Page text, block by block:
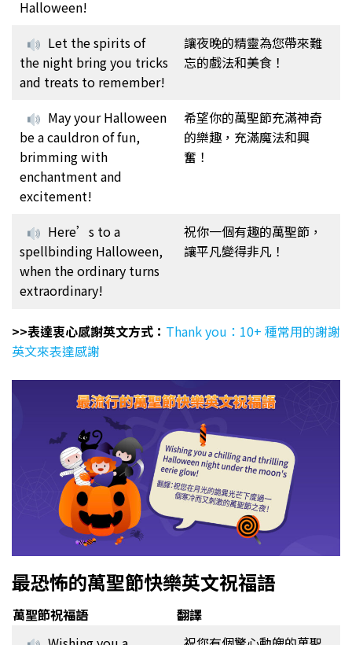
Halloween!
Let the spirits of
the night bring you tricks
and treats to remember!
讓夜晚的精靈為您帶來難
忘的戲法和美食！
May your Halloween
be a cauldron of fun,
brimming with
enchantment and
excitement!
希望你的萬聖節充滿神奇
的樂趣，充滿魔法和興
奮！
Here’s to a
spellbinding Halloween,
when the ordinary turns
extraordinary!
祝你一個有趣的萬聖節，
讓平凡變得非凡！
>>表達衷心感謝英文方式： Thank you：10+ 種常用的謝謝
英文來表達感謝
最恐怖的萬聖節快樂英文祝福語
萬聖節祝福語
翻譯